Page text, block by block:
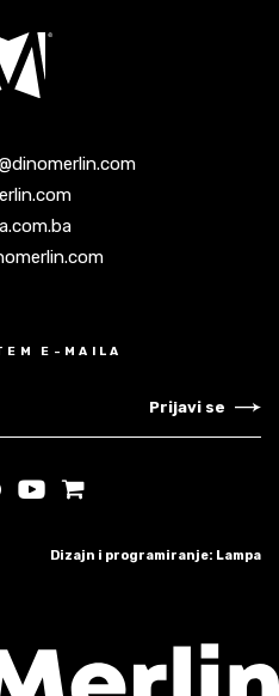
E-MAILA
Prijavi se
Dizajn i programiranje: Lampa